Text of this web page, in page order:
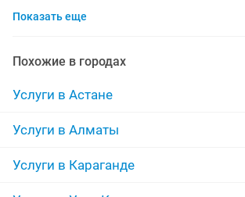
сантехник
установка кондиционеров
вывоз мусора
ворота ремонт стиральных машин
Показать еще
Похожие в городах
Услуги в Астане
Услуги в Алматы
Услуги в Караганде